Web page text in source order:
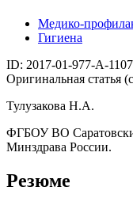
Медико-
Гигиена
ID: 2017-01-977-A-
Оригинальная статья
Тулузакова Н.А.
ФГБОУ ВО
Минздрава России.
Резюме